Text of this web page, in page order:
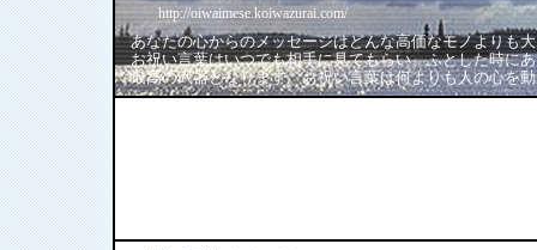
http://oiwaimese.koiwazurai.com/
あなたの心からのメッセージはどんな高価なモノよりも
お祝い言葉はいつでも相手に見てもらい、ふとした時に
最高の武器となります。お祝い言葉は何よりも人の心を